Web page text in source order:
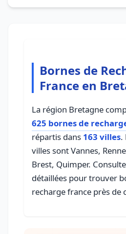
Bornes de
France en
La région Bretagne
625 bornes de
répartis dans 163 villes.
villes sont Vannes,
Brest, Quimper.
détaillées pour trouver
recharge france près de